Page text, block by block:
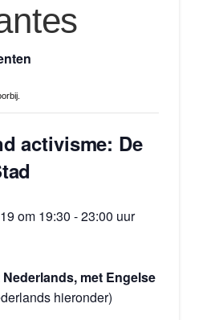
activisme: De
om 19:30 -23:00 uur
Nederlands, met Engelse
hieronder)